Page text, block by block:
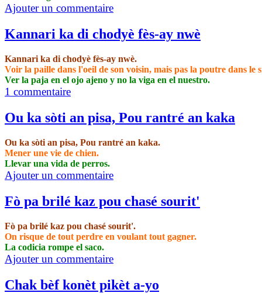
Ajouter un commentaire
Kannari ka di chodyè fès-ay nwè
Kannari ka di chodyè fès-ay nwè.
Voir la paille dans l'oeil de son voisin, mais pas la poutre dans le
Ver la paja en el ojo ajeno y no la viga en el nuestro.
1 commentaire
Ou ka sòti an pisa, Pou rantré an kaka
Ou ka sòti an pisa, Pou rantré an kaka.
Mener une vie de chien.
Llevar una vida de perros.
Ajouter un commentaire
Fò pa brilé kaz pou chasé sourit'
Fò pa brilé kaz pou chasé sourit'.
On risque de tout perdre en voulant tout gagner.
La codicia rompe el saco.
Ajouter un commentaire
Chak bèf konèt pikèt a-yo